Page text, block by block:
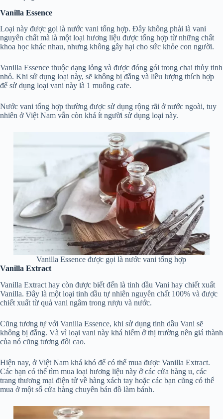
Vanilla Essence
Loại này được gọi là nước vani tổng hợp. Đây không phải là vani
nguyên chất mà là một loại hương liệu được tổng hợp từ những chất
khoa học khác nhau, nhưng không gây hại cho sức khỏe con người.
Vanilla Essence thuộc dạng lỏng và được đóng gói trong chai thủy tinh
nhỏ. Khi sử dụng loại này, sẽ không bị đắng và liều lượng thích hợp
để sử dụng loại vani này là 1 muỗng cafe.
Nước vani tổng hợp thường được sử dụng rộng rãi ở nước ngoài, tuy
nhiên ở Việt Nam vẫn còn khá ít người sử dụng loại này.
Vanilla Essence được gọi là nước vani tổng hợp
Vanilla Extract
Vanilla Extract hay còn được biết đến là tinh dầu Vani hay chiết xuất
Vanilla. Đây là một loại tinh dầu tự nhiên nguyên chất 100% và được
chiết xuất từ quả vani ngâm trong rượu và nước.
Cũng tương tự với Vanilla Essence, khi sử dụng tinh dầu Vani sẽ
không bị đắng. Và vì loại vani này khá hiếm ở thị trường nên giá thành
của nó cũng tương đối cao.
Hiện nay, ở Việt Nam khá khó để có thể mua được Vanilla Extract.
Các bạn có thể tìm mua loại hương liệu này ở các cửa hàng u, các
trang thương mại điện tử về hàng xách tay hoặc các bạn cũng có thể
mua ở một số cửa hàng chuyên bán đồ làm bánh.